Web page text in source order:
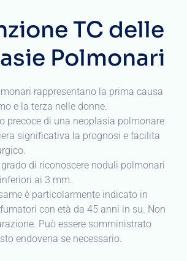
TC delle
Polmonari
rappresentano la prima causa
e la terza nelle donne.
precoce di una neoplasia polmonare
significativa la prognosi e facilita
grado di riconoscere noduli polmonari
ai 3 mm.
è particolarmente indicato in
con età da 45 anni in su. Non
Può essere somministrato
endovena se necessario.